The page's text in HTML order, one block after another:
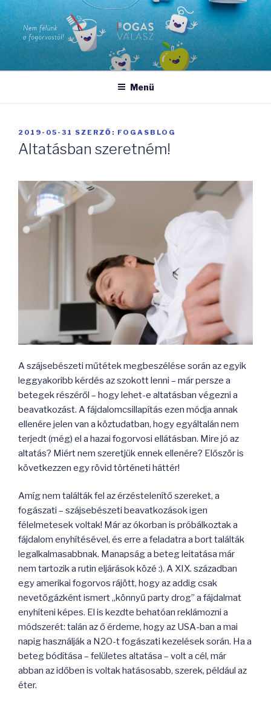
Tartalomhoz
FOGASVÁLASZ
Nem félünk a fogorvostól!
Menü
BEKÜLDVE:
2019-05-31 SZERZŐ: FOGASBLOG
Altatásban szeretném!
A szájsebészeti műtétek megbeszélése során az egyik
leggyakoribb kérdés az szokott lenni – már persze a
betegek részéről – hogy lehet-e altatásban végezni a
beavatkozást. A fájdalomcsillapítás ezen módja annak
ellenére jelen van a köztudatban, hogy egyáltalán nem
terjedt (még) el a hazai fogorvosi ellátásban. Mire jó az
altatás? Miért nem szeretjük ennek ellenére? Először is
következzen egy rövid történeti háttér!
Amíg nem találták fel az érzéstelenítő szereket, a
fogászati – szájsebészeti beavatkozások igen
félelmetesek voltak! Már az ókorban is próbálkoztak a
fájdalom enyhítésével, és erre a feladatra a bort találták
legalkalmasabbnak. Manapság a beteg leitatása már
nem tartozik a rutin eljárások közé :). A XIX. században
egy amerikai fogorvos rájött, hogy az addig csak
nevetőgázként ismert „könnyű party drog” a fájdalmat
enyhíteni képes. El is kezdte behatóan reklámozni a
módszerét: talán az ő érdeme, hogy az USA-ban a mai
napig használják a N2O-t fogászati kezelések során. Ha a
beteg bódítása – felületes altatása – volt a cél, már
abban az időben is voltak hatásosabb, szerek, például az
éter.